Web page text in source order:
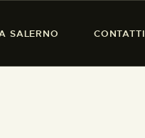
SALERNO CONTATTI